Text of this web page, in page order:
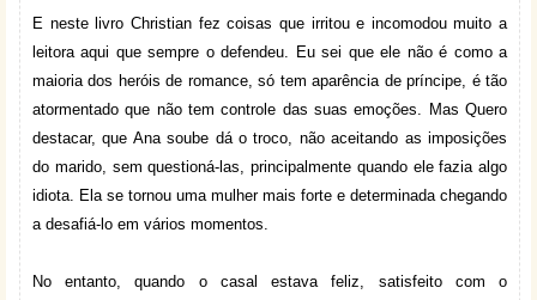
E neste livro Christian fez coisas que irritou e incomodou muito a
leitora aqui que sempre o defendeu. Eu sei que ele não é como a
maioria dos heróis de romance, só tem aparência de príncipe, é tão
atormentado que não tem controle das suas emoções. Mas Quero
destacar, que Ana soube dá o troco, não aceitando as imposições
do marido, sem questioná-las, principalmente quando ele fazia algo
idiota. Ela se tornou uma mulher mais forte e determinada chegando
a desafiá-lo em vários momentos.
No entanto, quando o casal estava feliz, satisfeito com o